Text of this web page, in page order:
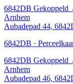
6842DB Gekoppeld
Arnhem
Aubadepad 44,
6842DB ·
6842DB Gekoppeld
Arnhem
Aubadepad 46,